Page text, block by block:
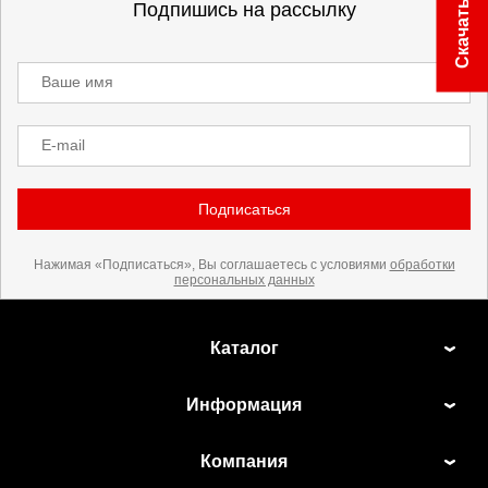
Подпишись на рассылку
Ваше имя
E-mail
Подписаться
Нажимая «Подписаться», Вы соглашаетесь с условиями обработки
персональных данных
Каталог
Информация
Компания